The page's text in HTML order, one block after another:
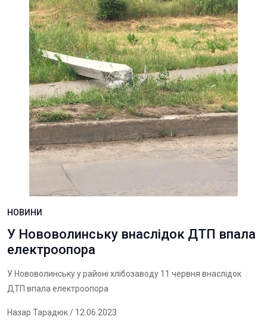
НОВИНИ
У Нововолинську внаслідок ДТП впала
електроопора
У Нововолинську у районі хлібозаводу 11 червня внаслідок
ДТП впала електроопора
Назар Тарадюк/ 12.06.2023